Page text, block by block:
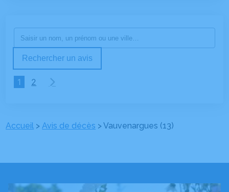
Rechercher un avis
1 2
Accueil >Avis de décès >Vauvenargues (13)